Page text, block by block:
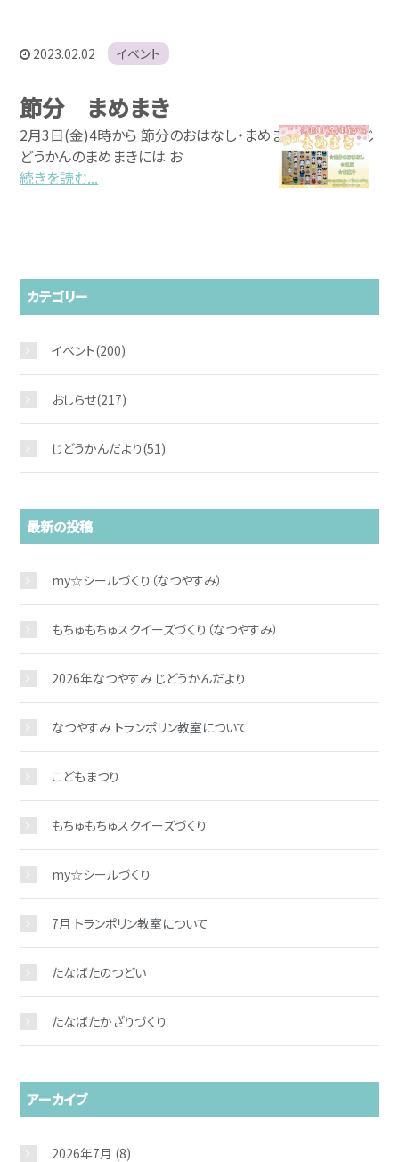
2023.02.02 イベント
節分 まめまき
2月3日(金)4時から 節分のおはなし・まめまき なかむらじ
どうかんのまめまきには お
続きを読む...
カテゴリー
イベント(200)
おしらせ(217)
じどうかんだより(51)
最新の投稿
my☆シールづくり（なつやすみ）
もちゅもちゅスクイーズづくり（なつやすみ）
2026年なつやすみ じどうかんだより
なつやすみ トランポリン教室について
こどもまつり
もちゅもちゅスクイーズづくり
my☆シールづくり
7月 トランポリン教室について
たなばたのつどい
たなばたかざりづくり
アーカイブ
2026年7月 (8)